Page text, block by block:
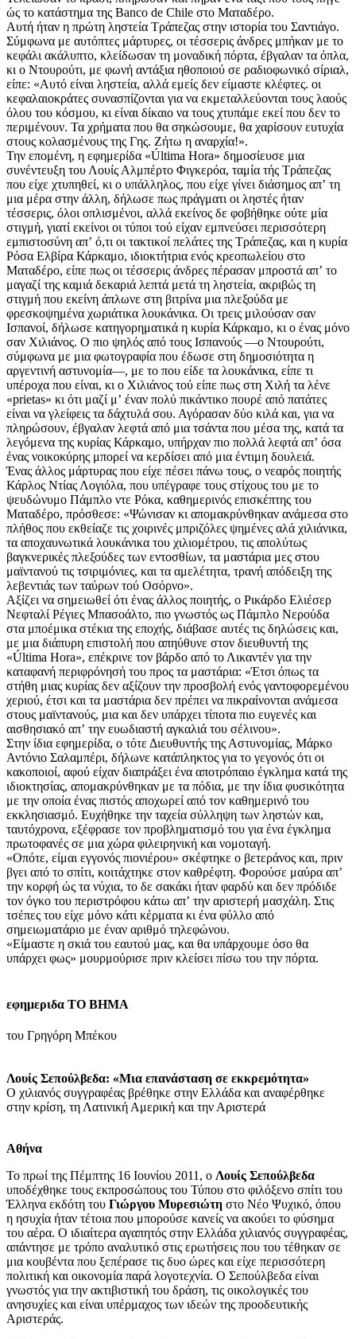
ώς το κατάστημα της Banco de Chile στο Ματαδέρο.
Αυτή ήταν η πρώτη ληστεία Τράπεζας στην ιστορία του Σαντιάγο.
Σύμφωνα με αυτόπτες μάρτυρες, οι τέσσερις άνδρες μπήκαν με το
κεφάλι ακάλυπτο, κλείδωσαν τη μοναδική πόρτα, έβγαλαν τα όπλα,
κι ο Ντουρούτι, με φωνή αντάξια ηθοποιού σε ραδιοφωνικό σίριαλ,
είπε: «Αυτό είναι ληστεία, αλλά εμείς δεν είμαστε κλέφτες. οι
κεφαλαιοκράτες συνασπίζονται για να εκμεταλλεύονται τους λαούς
όλου του κόσμου, κι είναι δίκαιο να τους χτυπάμε εκεί που δεν το
περιμένουν. Τα χρήματα που θα σηκώσουμε, θα χαρίσουν ευτυχία
στους κολασμένους της Γης. Ζήτω η αναρχία!».
Την επομένη, η εφημερίδα «Última Hora» δημοσίευσε μια
συνέντευξη του Λουίς Αλμπέρτο Φιγκερόα, ταμία τής Τράπεζας
που είχε χτυπηθεί, κι ο υπάλληλος, που είχε γίνει διάσημος απʼ τη
μια μέρα στην άλλη, δήλωσε πως πράγματι οι ληστές ήταν
τέσσερις, όλοι οπλισμένοι, αλλά εκείνος δε φοβήθηκε ούτε μία
στιγμή, γιατί εκείνοι οι τύποι τού είχαν εμπνεύσει περισσότερη
εμπιστοσύνη απʼ ό,τι οι τακτικοί πελάτες της Τράπεζας, και η κυρία
Ρόσα Ελβίρα Κάρκαμο, ιδιοκτήτρια ενός κρεοπωλείου στο
Ματαδέρο, είπε πως οι τέσσερις άνδρες πέρασαν μπροστά απʼ το
μαγαζί της καμιά δεκαριά λεπτά μετά τη ληστεία, ακριβώς τη
στιγμή που εκείνη άπλωνε στη βιτρίνα μια πλεξούδα με
φρεσκοψημένα χωριάτικα λουκάνικα. Οι τρεις μιλούσαν σαν
Ισπανοί, δήλωσε κατηγορηματικά η κυρία Κάρκαμο, κι ο ένας μόνο
σαν Χιλιάνος. Ο πιο ψηλός από τους Ισπανούς —ο Ντουρούτι,
σύμφωνα με μια φωτογραφία που έδωσε στη δημοσιότητα η
αργεντινή αστυνομία—, με το που είδε τα λουκάνικα, είπε τι
υπέροχα που είναι, κι ο Χιλιάνος τού είπε πως στη Χιλή τα λένε
«prietas» κι ότι μαζί μʼ έναν πολύ πικάντικο πουρέ από πατάτες
είναι να γλείφεις τα δάχτυλά σου. Αγόρασαν δύο κιλά και, για να
πληρώσουν, έβγαλαν λεφτά από μια τσάντα που μέσα της, κατά τα
λεγόμενα της κυρίας Κάρκαμο, υπήρχαν πιο πολλά λεφτά απʼ όσα
ένας νοικοκύρης μπορεί να κερδίσει από μια έντιμη δουλειά.
Ένας άλλος μάρτυρας που είχε πέσει πάνω τους, ο νεαρός ποιητής
Κάρλος Ντίας Λογιόλα, που υπέγραφε τους στίχους του με το
ψευδώνυμο Πάμπλο ντε Ρόκα, καθημερινός επισκέπτης του
Ματαδέρο, πρόσθεσε: «Ψώνισαν κι απομακρύνθηκαν ανάμεσα στο
πλήθος που εκθείαζε τις χοιρινές μπριζόλες ψημένες αλά χιλιάνικα,
τα αποχαυνωτικά λουκάνικα του χιλιομέτρου, τις απολύτως
βαγκνερικές πλεξούδες των εντοσθίων, τα μαστάρια μες στου
μαϊντανού τις τσιριμόνιες, και τα αμελέτητα, τρανή απόδειξη της
λεβεντιάς των ταύρων τού Οσόρνο».
Αξίζει να σημειωθεί ότι ένας άλλος ποιητής, ο Ρικάρδο Ελιέσερ
Νεφταλί Ρέγιες Μπασοάλτο, πιο γνωστός ως Πάμπλο Νερούδα
στα μποέμικα στέκια της εποχής, διάβασε αυτές τις δηλώσεις και,
με μια διάπυρη επιστολή που απηύθυνε στον διευθυντή της
«Última Hora», επέκρινε τον βάρδο από το Λικαντέν για την
καταφανή περιφρόνησή του προς τα μαστάρια: «Έτσι όπως τα
στήθη μιας κυρίας δεν αξίζουν την προσβολή ενός γαντοφορεμένου
χεριού, έτσι και τα μαστάρια δεν πρέπει να πικραίνονται ανάμεσα
στους μαϊντανούς, μια και δεν υπάρχει τίποτα πιο ευγενές και
αισθησιακό απʼ την ευωδιαστή αγκαλιά του σέλινου».
Στην ίδια εφημερίδα, ο τότε Διευθυντής της Αστυνομίας, Μάρκο
Αντόνιο Σαλαμπέρι, δήλωνε κατάπληκτος για το γεγονός ότι οι
κακοποιοί, αφού είχαν διαπράξει ένα αποτρόπαιο έγκλημα κατά της
ιδιοκτησίας, απομακρύνθηκαν με τα πόδια, με την ίδια φυσικότητα
με την οποία ένας πιστός αποχωρεί από τον καθημερινό του
εκκλησιασμό. Ευχήθηκε την ταχεία σύλληψη των ληστών και,
ταυτόχρονα, εξέφρασε τον προβληματισμό του για ένα έγκλημα
πρωτοφανές σε μια χώρα φιλειρηνική και νομοταγή.
«Οπότε, είμαι εγγονός πιονιέρου» σκέφτηκε ο βετεράνος και, πριν
βγει από το σπίτι, κοιτάχτηκε στον καθρέφτη. Φορούσε μαύρα απʼ
την κορφή ώς τα νύχια, το δε σακάκι ήταν φαρδύ και δεν πρόδιδε
τον όγκο του περιστρόφου κάτω απʼ την αριστερή μασχάλη. Στις
τσέπες του είχε μόνο κάτι κέρματα κι ένα φύλλο από
σημειωματάριο με έναν αριθμό τηλεφώνου.
«Είμαστε η σκιά του εαυτού μας, και θα υπάρχουμε όσο θα
υπάρχει φως» μουρμούρισε πριν κλείσει πίσω του την πόρτα.
εφημεριδα ΤΟ ΒΗΜΑ
του Γρηγόρη Μπέκου
Λουίς Σεπούλβεδα: «Μια επανάσταση σε εκκρεμότητα»
Ο χιλιανός συγγραφέας βρέθηκε στην Ελλάδα και αναφέρθηκε
στην κρίση, τη Λατινική Αμερική και την Αριστερά
Αθήνα
Το πρωί της Πέμπτης 16 Ιουνίου 2011, ο Λουίς Σεπούλβεδα
υποδέχθηκε τους εκπροσώπους του Τύπου στο φιλόξενο σπίτι του
Έλληνα εκδότη του Γιώργου Μυρεσιώτη στο Νέο Ψυχικό, όπου
η ησυχία ήταν τέτοια που μπορούσε κανείς να ακούει το φύσημα
του αέρα. Ο ιδιαίτερα αγαπητός στην Ελλάδα χιλιανός συγγραφέας,
απάντησε με τρόπο αναλυτικό στις ερωτήσεις που του τέθηκαν σε
μια κουβέντα που ξεπέρασε τις δυο ώρες και είχε περισσότερη
πολιτική και οικονομία παρά λογοτεχνία. Ο Σεπούλβεδα είναι
γνωστός για την ακτιβιστική του δράση, τις οικολογικές του
ανησυχίες και είναι υπέρμαχος των ιδεών της προοδευτικής
Αριστεράς.